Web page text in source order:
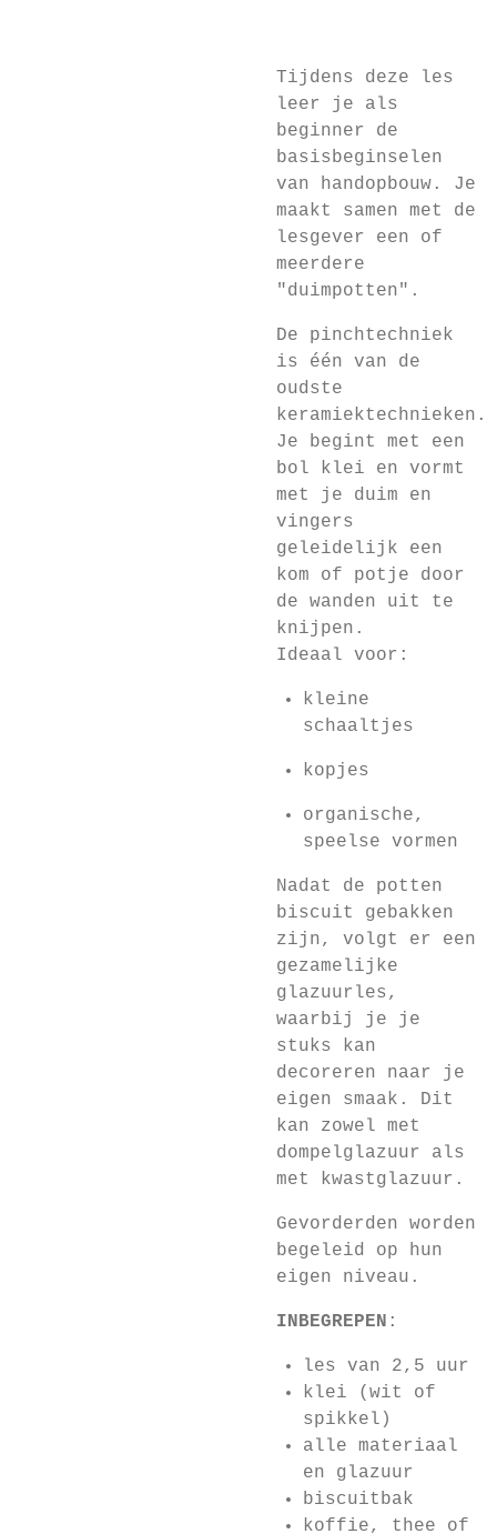
Tijdens deze les
leer je als
beginner de
basisbeginselen
van handopbouw. Je
maakt samen met de
lesgever een of
meerdere
"duimpotten".
De pinchtechniek
is één van de
oudste
keramiektechnieken.
Je begint met een
bol klei en vormt
met je duim en
vingers
geleidelijk een
kom of potje door
de wanden uit te
knijpen.
Ideaal voor:
kleine
schaaltjes
kopjes
organische,
speelse vormen
Nadat de potten
biscuit gebakken
zijn, volgt er een
gezamelijke
glazuurles,
waarbij je je
stuks kan
decoreren naar je
eigen smaak. Dit
kan zowel met
dompelglazuur als
met kwastglazuur.
Gevorderden worden
begeleid op hun
eigen niveau.
INBEGREPEN :
les van 2,5 uur
klei (wit of
spikkel)
alle materiaal
en glazuur
biscuitbak
koffie, thee of